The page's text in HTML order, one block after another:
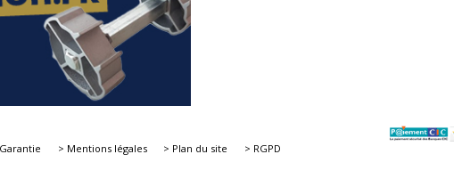
> Mentions légales > Plan du site > RGPD